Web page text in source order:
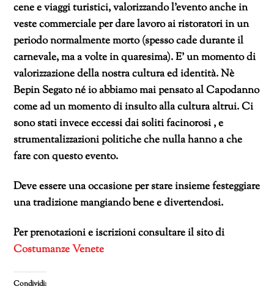
cene e viaggi turistici, valorizzando l’evento anche in
veste commerciale per dare lavoro ai ristoratori in un
periodo normalmente morto (spesso cade durante il
carnevale, ma a volte in quaresima). E’ un momento di
valorizzazione della nostra cultura ed identità. Nè
Bepin Segato né io abbiamo mai pensato al Capodanno
come ad un momento di insulto alla cultura altrui. Ci
sono stati invece eccessi dai soliti facinorosi , e
strumentalizzazioni politiche che nulla hanno a che
fare con questo evento.
Deve essere una occasione per stare insieme festeggiare
una tradizione mangiando bene e divertendosi.
Per prenotazioni e iscrizioni consultare il sito di
Costumanze Venete
Condividi: